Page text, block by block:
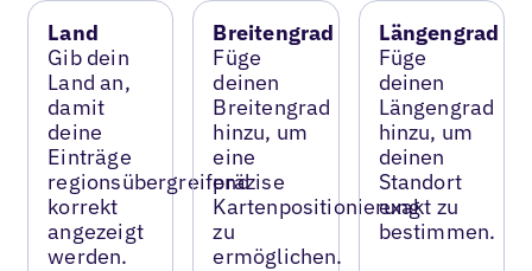
Land
Gib dein
Land an,
damit
deine
Einträge
regionsübergreifend
korrekt
angezeigt
werden.
Breitengrad
Füge
deinen
Breitengrad
hinzu, um
eine
präzise
Kartenpositionierung
zu
ermöglichen.
Längengrad
Füge
deinen
Längengrad
hinzu, um
deinen
Standort
exakt zu
bestimmen.